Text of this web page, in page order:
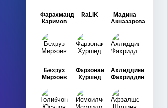
Фарахманд
Каримов
RaLiK
Мадина
Акназарова
Бехруз
Мирзоев
Фарзонаи
Хуршед
Ахлиддини
Фахриддин